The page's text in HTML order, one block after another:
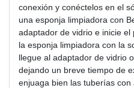
conexión y conéctelos en el
una esponja limpiadora con
adaptador de vidrio e inicie
la esponja limpiadora con la
llegue al adaptador de vidrio
dejando un breve tiempo de
enjuaga bien las tuberías